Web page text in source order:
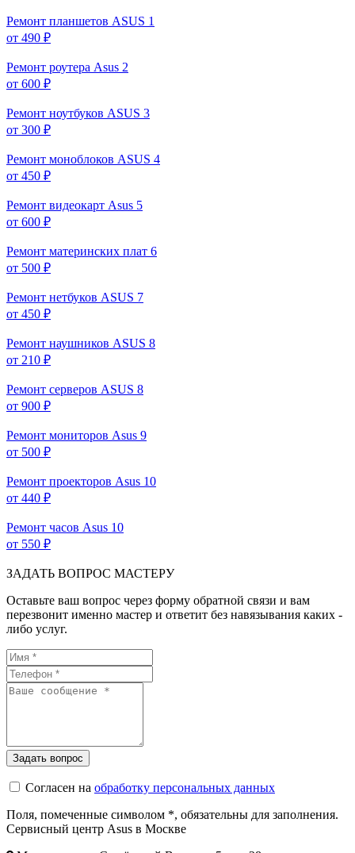
Ремонт планшетов ASUS 1
от 490 ₽
Ремонт роутера Asus 2
от 600 ₽
Ремонт ноутбуков ASUS 3
от 300 ₽
Ремонт моноблоков ASUS 4
от 450 ₽
Ремонт видеокарт Asus 5
от 600 ₽
Ремонт материнских плат 6
от 500 ₽
Ремонт нетбуков ASUS 7
от 450 ₽
Ремонт наушников ASUS 8
от 210 ₽
Ремонт серверов ASUS 8
от 900 ₽
Ремонт мониторов Asus 9
от 500 ₽
Ремонт проекторов Asus 10
от 440 ₽
Ремонт часов Asus 10
от 550 ₽
ЗАДАТЬ ВОПРОС МАСТЕРУ
Оставьте ваш вопрос через форму обратной связи и вам
перезвонит именно мастер и ответит без навязывания каких -
либо услуг.
Согласен на обработку персональных данных
Поля, помеченные символом *, обязательны для заполнения.
Сервисный центр Asus в Москве